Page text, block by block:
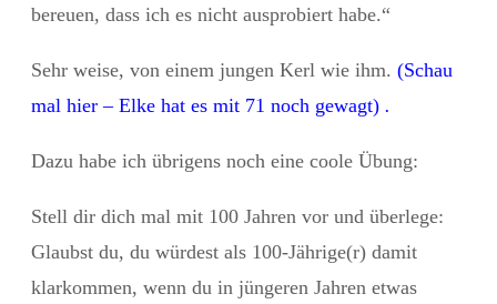
bereuen, dass ich es nicht ausprobiert habe.“
Sehr weise, von einem jungen Kerl wie ihm. (Schau
mal hier – Elke hat es mit 71 noch gewagt) .
Dazu habe ich übrigens noch eine coole Übung:
Stell dir dich mal mit 100 Jahren vor und überlege:
Glaubst du, du würdest als 100-Jährige(r) damit
klarkommen, wenn du in jüngeren Jahren etwas